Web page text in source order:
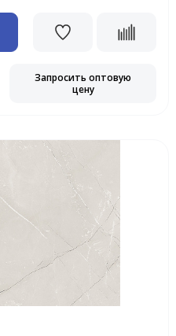
Запросить оптовую
цену